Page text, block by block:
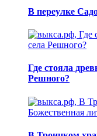
В переулке
Где стояла
Решного?